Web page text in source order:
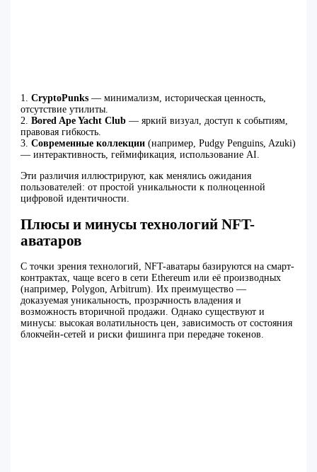
1.CryptoPunks — минимализм, историческая ценность,
отсутствие утилиты.
2.Bored Ape Yacht Club — яркий визуал, доступ к событиям,
правовая гибкость.
3.Современные коллекции (например, Pudgy Penguins, Azuki)
— интерактивность, геймификация, использование AI.
Эти различия иллюстрируют, как менялись ожидания
пользователей: от простой уникальности к полноценной
цифровой идентичности.
Плюсы и минусы технологий NFT-
аватаров
С точки зрения технологий, NFT-аватары базируются на смарт-
контрактах, чаще всего в сети Ethereum или её производных
(например, Polygon, Arbitrum). Их преимущество —
доказуемая уникальность, прозрачность владения и
возможность вторичной продажи. Однако существуют и
минусы: высокая волатильность цен, зависимость от состояния
блокчейн-сетей и риски фишинга при передаче токенов.